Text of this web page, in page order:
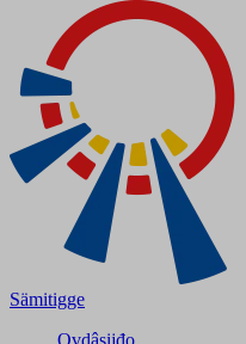
Sämitigge
Ovdâsijđo